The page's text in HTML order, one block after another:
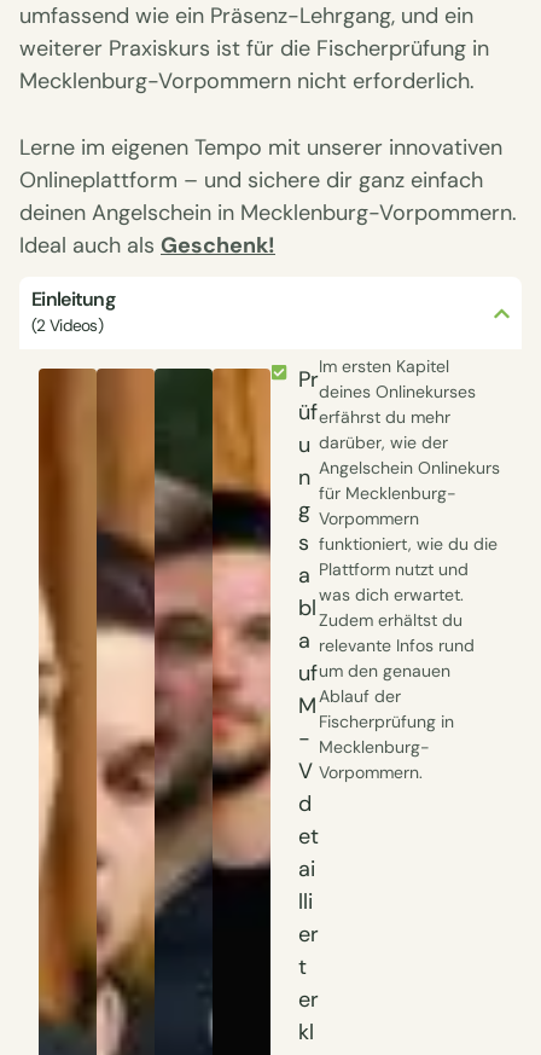
umfassend wie ein Präsenz-Lehrgang, und ein
weiterer Praxiskurs ist für die Fischerprüfung in
Mecklenburg-Vorpommern nicht erforderlich.
Lerne im eigenen Tempo mit unserer innovativen
Onlineplattform – und sichere dir ganz einfach
deinen Angelschein in Mecklenburg-Vorpommern.
Ideal auch als Geschenk!
Einleitung
(2 Videos)
Pr
üf
u
n
g
s
a
bl
a
uf
M
-
V
d
et
ai
lli
er
t
er
kl
Im ersten Kapitel
deines Onlinekurses
erfährst du mehr
darüber, wie der
Angelschein Onlinekurs
für Mecklenburg-
Vorpommern
funktioniert, wie du die
Plattform nutzt und
was dich erwartet.
Zudem erhältst du
relevante Infos rund
um den genauen
Ablauf der
Fischerprüfung in
Mecklenburg-
Vorpommern.